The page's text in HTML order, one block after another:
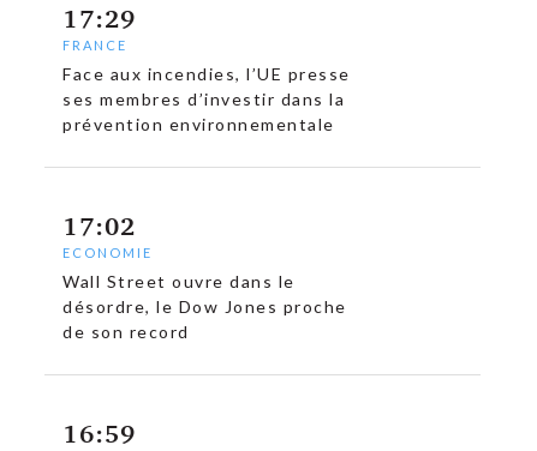
17:29
FRANCE
Face aux incendies, l’UE presse
ses membres d’investir dans la
prévention environnementale
17:02
ECONOMIE
Wall Street ouvre dans le
désordre, le Dow Jones proche
de son record
16:59